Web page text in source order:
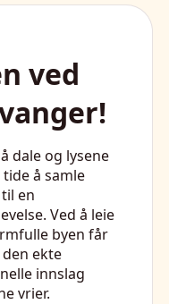
ved
dale og lysene
å samle
en
Ved å leie
byen får
ekte
innslag
vrier.